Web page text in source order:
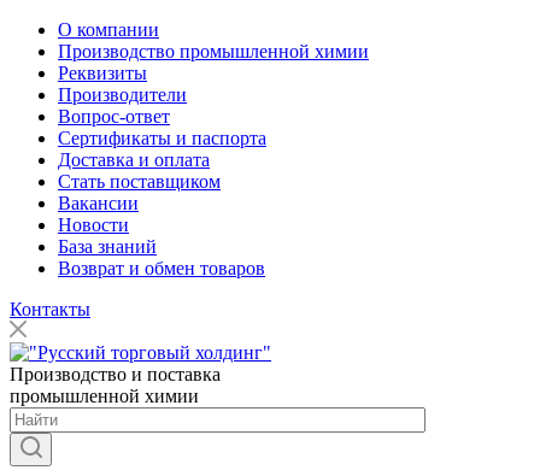
О компании
Производство промышленной химии
Реквизиты
Производители
Вопрос-ответ
Сертификаты и паспорта
Доставка и оплата
Стать поставщиком
Вакансии
Новости
База знаний
Возврат и обмен товаров
Контакты
Производство и поставка
промышленной химии